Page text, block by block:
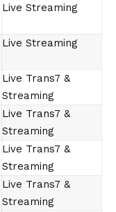
Live Streaming
Live Streaming
Live Trans7 &
Streaming
Live Trans7 &
Streaming
Live Trans7 &
Streaming
Live Trans7 &
Streaming